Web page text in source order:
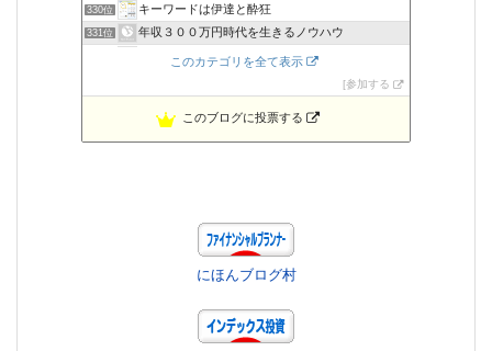
330位 キーワードは伊達と酔狂
331位 年収３００万円時代を生きるノウハウ
自衛官生活支援会
記事コレ 〜役に立つ記事サイト〜 | ふぉーすばんく
このカテゴリを全て表示
参加する
このブログに投票する
にほんブログ村